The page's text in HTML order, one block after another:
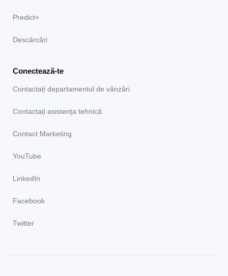
Predict+
Descărcări
Conectează-te
Contactați departamentul de vânzări
Contactați asistența tehnică
Contact Marketing
YouTube
LinkedIn
Facebook
Twitter